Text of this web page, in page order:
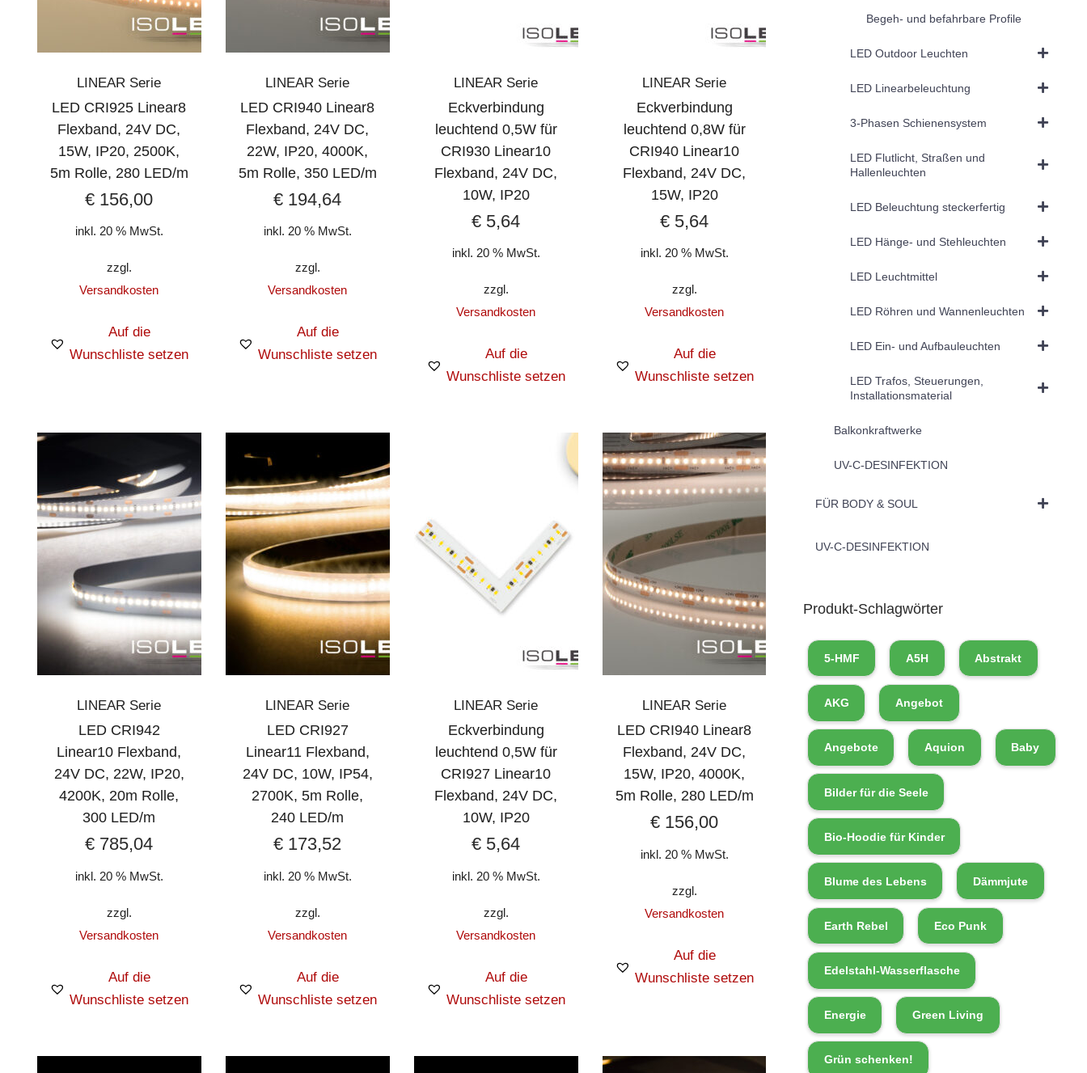
LINEAR Serie
LED CRI925 Linear8
Flexband, 24V DC,
15W, IP20, 2500K,
5m Rolle, 280 LED/m
€ 156,00
inkl. 20 % MwSt.
zzgl.
Versandkosten
Auf die
Wunschliste setzen
LINEAR Serie
LED CRI940 Linear8
Flexband, 24V DC,
22W, IP20, 4000K,
5m Rolle, 350 LED/m
€ 194,64
inkl. 20 % MwSt.
zzgl.
Versandkosten
Auf die
Wunschliste setzen
LINEAR Serie
Eckverbindung
leuchtend 0,5W für
CRI930 Linear10
Flexband, 24V DC,
10W, IP20
€ 5,64
inkl. 20 % MwSt.
zzgl.
Versandkosten
Auf die
Wunschliste setzen
LINEAR Serie
Eckverbindung
leuchtend 0,8W für
CRI940 Linear10
Flexband, 24V DC,
15W, IP20
€ 5,64
inkl. 20 % MwSt.
zzgl.
Versandkosten
Auf die
Wunschliste setzen
LINEAR Serie
LED CRI942
Linear10 Flexband,
24V DC, 22W, IP20,
4200K, 20m Rolle,
300 LED/m
€ 785,04
inkl. 20 % MwSt.
zzgl.
Versandkosten
Auf die
Wunschliste setzen
LINEAR Serie
LED CRI927
Linear11 Flexband,
24V DC, 10W, IP54,
2700K, 5m Rolle,
240 LED/m
€ 173,52
inkl. 20 % MwSt.
zzgl.
Versandkosten
Auf die
Wunschliste setzen
LINEAR Serie
Eckverbindung
leuchtend 0,5W für
CRI927 Linear10
Flexband, 24V DC,
10W, IP20
€ 5,64
inkl. 20 % MwSt.
zzgl.
Versandkosten
Auf die
Wunschliste setzen
LINEAR Serie
LED CRI940 Linear8
Flexband, 24V DC,
15W, IP20, 4000K,
5m Rolle, 280 LED/m
€ 156,00
inkl. 20 % MwSt.
zzgl.
Versandkosten
Auf die
Wunschliste setzen
Begeh- und befahrbare Profile
LED Outdoor Leuchten
LED Linearbeleuchtung
3-Phasen Schienensystem
LED Flutlicht, Straßen und
Hallenleuchten
LED Beleuchtung steckerfertig
LED Hänge- und Stehleuchten
LED Leuchtmittel
LED Röhren und Wannenleuchten
LED Ein- und Aufbauleuchten
LED Trafos, Steuerungen,
Installationsmaterial
Balkonkraftwerke
UV-C-DESINFEKTION
FÜR BODY & SOUL
UV-C-DESINFEKTION
Produkt-Schlagwörter
5-HMF A5H Abstrakt
AKG Angebot
Angebote Aquion Baby
Bilder für die Seele
Bio-Hoodie für Kinder
Blume des Lebens Dämmjute
Earth Rebel Eco Punk
Edelstahl-Wasserflasche
Energie Green Living
Grün schenken!